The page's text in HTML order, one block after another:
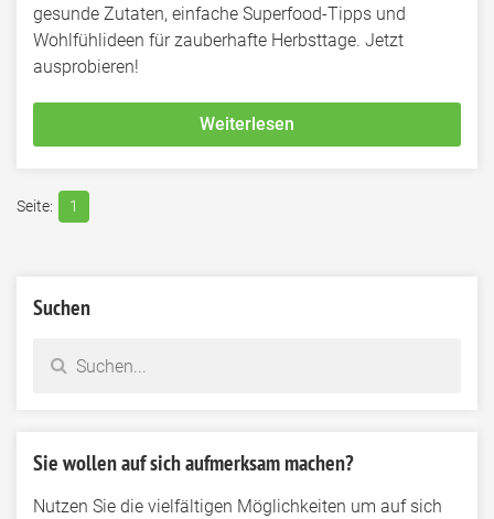
gesunde Zutaten, einfache Superfood-Tipps und
Wohlfühlideen für zauberhafte Herbsttage. Jetzt
ausprobieren!
Weiterlesen
1
Suchen
Sie wollen auf sich aufmerksam machen?
Nutzen Sie die vielfältigen Möglichkeiten um auf sich